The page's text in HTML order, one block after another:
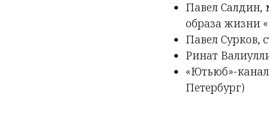
Павел Салдин,
образа жизни
Павел Сурков,
Ринат
«Ютьюб»-
Петербург)